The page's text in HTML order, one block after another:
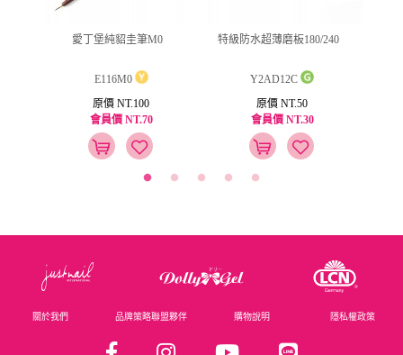
愛丁堡純貂圭筆M0
E116M0
原價 NT.100
會員價 NT.70
特級防水超薄磨板180/240
Y2AD12C
原價 NT.50
會員價 NT.30
關於我們 品牌策略聯盟夥伴 購物說明 隱私權政策